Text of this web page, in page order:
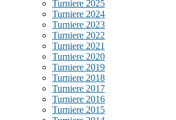
Turniere 2025
Turniere 2024
Turniere 2023
Turniere 2022
Turniere 2021
Turniere 2020
Turniere 2019
Turniere 2018
Turniere 2017
Turniere 2016
Turniere 2015